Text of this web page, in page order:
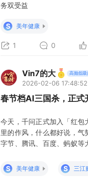
务双受益
S 美年健康
1 0
Vin7的大 高抛低吸
2026-02-06 17:48:52
春节档AI三国杀，正式
今天，千问正式加入「红
里的作风，什么都好说，气
字节、腾讯、百度、蚂蚁等
令。真正的考点在于，在
感，或是不想掉队，恐怕是
S 美年健康 S 三江